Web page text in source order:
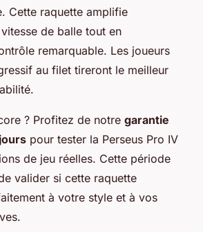
Cette raquette amplifie
de balle tout en
remarquable. Les joueurs
au filet tireront le meilleur
? Profitez de notre garantie
pour tester la Perseus Pro IV
de jeu réelles. Cette période
valider si cette raquette
à votre style et à vos